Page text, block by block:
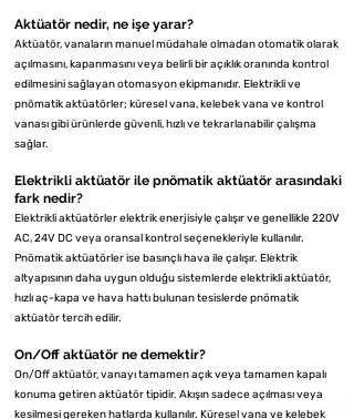
Aktüatör nedir, ne işe yarar?
Aktüatör, vanaların manuel müdahale olmadan otomatik olarak
açılmasını, kapanmasını veya belirli bir açıklık oranında kontrol
edilmesini sağlayan otomasyon ekipmanıdır. Elektrikli ve
pnömatik aktüatörler; küresel vana, kelebek vana ve kontrol
vanası gibi ürünlerde güvenli, hızlı ve tekrarlanabilir çalışma
sağlar.
Elektrikli aktüatör ile pnömatik aktüatör arasındaki
fark nedir?
Elektrikli aktüatörler elektrik enerjisiyle çalışır ve genellikle 220V
AC, 24V DC veya oransal kontrol seçenekleriyle kullanılır.
Pnömatik aktüatörler ise basınçlı hava ile çalışır. Elektrik
altyapısının daha uygun olduğu sistemlerde elektrikli aktüatör,
hızlı aç-kapa ve hava hattı bulunan tesislerde pnömatik
aktüatör tercih edilir.
On/Off aktüatör ne demektir?
On/Off aktüatör, vanayı tamamen açık veya tamamen kapalı
konuma getiren aktüatör tipidir. Akışın sadece açılması veya
kesilmesi gereken hatlarda kullanılır. Küresel vana ve kelebek